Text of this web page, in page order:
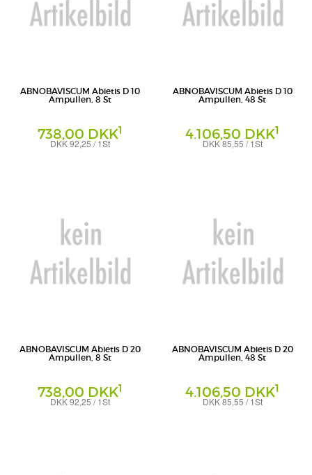
ABNOBAVISCUM Abietis D 10
Ampullen, 8 St
738,00 DKK1
DKK 92,25 / 1St
ABNOBAVISCUM Abietis D 10
Ampullen, 48 St
4.106,50 DKK1
DKK 85,55 / 1St
ABNOBAVISCUM Abietis D 20
Ampullen, 8 St
738,00 DKK1
DKK 92,25 / 1St
ABNOBAVISCUM Abietis D 20
Ampullen, 48 St
4.106,50 DKK1
DKK 85,55 / 1St